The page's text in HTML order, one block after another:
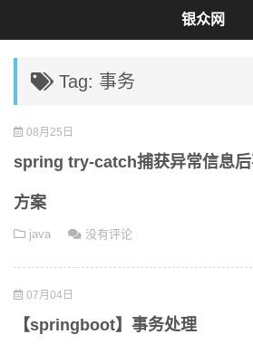
Tag: 事务
08月25日
spring try-catch捕获异常信息后
方案
java 没有评论
07月04日
【springboot】事务处理
银众网